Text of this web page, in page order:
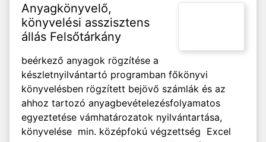
Anyagkönyvelő,
könyvelési asszisztens
állás Felsőtárkány
beérkező anyagok rögzítése a
készletnyilvántartó programban főkönyvi
könyvelésben rögzített bejövő számlák és az
ahhoz tartozó anyagbevételezésfolyamatos
egyeztetése vámhatározatok nyilvántartása,
könyvelése min. középfokú végzettség Excel